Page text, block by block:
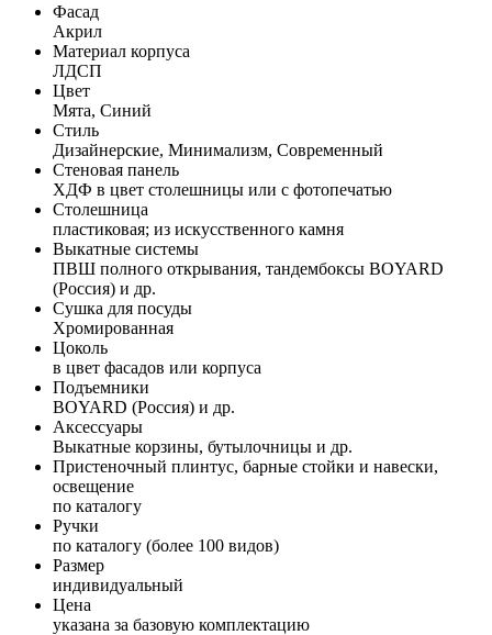
Фасад
Акрил
Материал корпуса
ЛДСП
Цвет
Мята, Синий
Стиль
Дизайнерские, Минимализм, Современный
Стеновая панель
ХДФ в цвет столешницы или с фотопечатью
Столешница
пластиковая; из искусственного камня
Выкатные системы
ПВШ полного открывания, тандембоксы BOYARD
(Россия) и др.
Сушка для посуды
Хромированная
Цоколь
в цвет фасадов или корпуса
Подъемники
BOYARD (Россия) и др.
Аксессуары
Выкатные корзины, бутылочницы и др.
Пристеночный плинтус, барные стойки и навески,
освещение
по каталогу
Ручки
по каталогу (более 100 видов)
Размер
индивидуальный
Цена
указана за базовую комплектацию